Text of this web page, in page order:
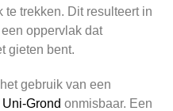
trekken. Dit resulteert in
oppervlak dat
gieten bent.
gebruik van een
Grond onmisbaar. Een